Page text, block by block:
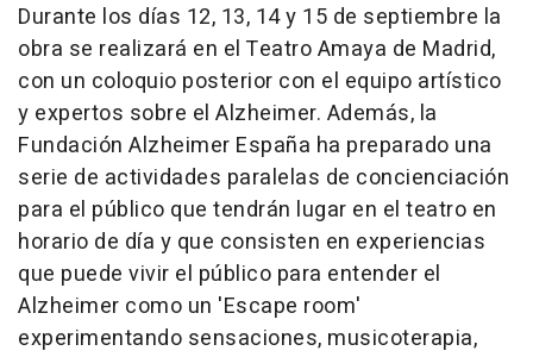
Durante los días 12, 13, 14 y 15 de septiembre la
obra se realizará en el Teatro Amaya de Madrid,
con un coloquio posterior con el equipo artístico
y expertos sobre el Alzheimer. Además, la
Fundación Alzheimer España ha preparado una
serie de actividades paralelas de concienciación
para el público que tendrán lugar en el teatro en
horario de día y que consisten en experiencias
que puede vivir el público para entender el
Alzheimer como un 'Escape room'
experimentando sensaciones, musicoterapia,